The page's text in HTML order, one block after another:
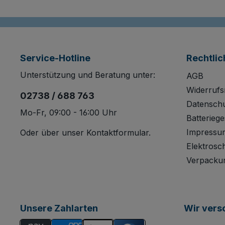
Service-Hotline
Unterstützung und Beratung unter:
02738 / 688 763
Mo-Fr, 09:00 - 16:00 Uhr
Oder über unser Kontaktformular.
AGB
Unsere Zahlarten Wir